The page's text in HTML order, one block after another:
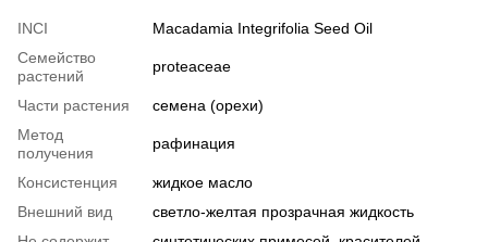
INCI
Macadamia Integrifolia Seed Oil
Семейство
растений
proteaceae
Части растения
семена (орехи)
Метод
получения
рафинация
Консистенция
жидкое масло
Внешний вид
светло-желтая прозрачная жидкость